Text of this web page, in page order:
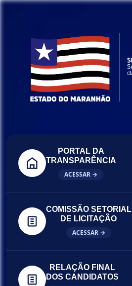
PORTAL DA
TRANSPARÊNCIA
ACESSAR →
COMISSÃO SETORIAL
DE LICITAÇÃO
ACESSAR →
RELAÇÃO FINAL
DOS CANDIDATOS